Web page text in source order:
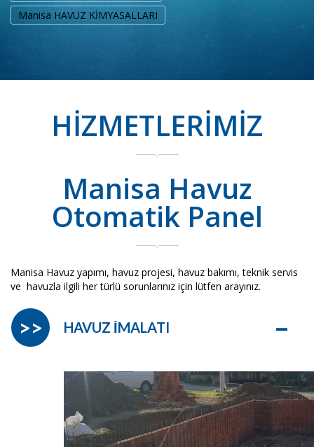
Manisa HAVUZ KİMYASALLARI
HİZMETLERİMİZ
Manisa Havuz
Otomatik Panel
Manisa Havuz yapımı, havuz projesi, havuz bakımı, teknik servis
ve havuzla ilgili her türlü sorunlarınız için lütfen arayınız.
HAVUZ İMALATI –
>>